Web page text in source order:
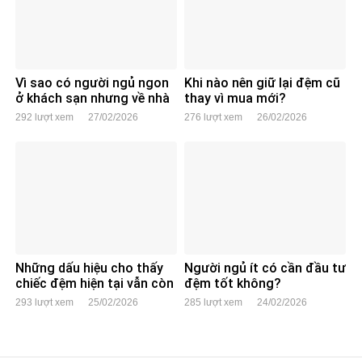
Vì sao có người ngủ ngon
ở khách sạn nhưng về nhà
lại mất ngủ?
292 lượt xem 27/02/2026
Khi nào nên giữ lại đệm cũ
thay vì mua mới?
276 lượt xem 26/02/2026
Những dấu hiệu cho thấy
chiếc đệm hiện tại vẫn còn
dùng tốt
293 lượt xem 25/02/2026
Người ngủ ít có cần đầu tư
đệm tốt không?
285 lượt xem 24/02/2026